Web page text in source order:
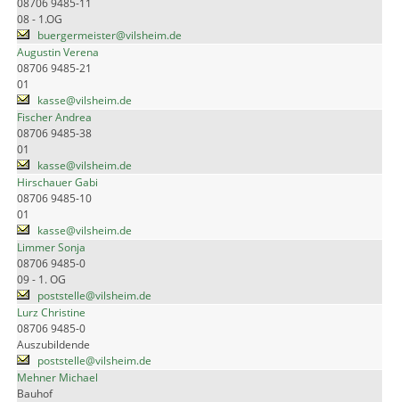
08 - 1.OG
buergermeister@vilsheim.de
Augustin Verena
08706 9485-21
01
kasse@vilsheim.de
Fischer Andrea
08706 9485-38
01
kasse@vilsheim.de
Hirschauer Gabi
08706 9485-10
01
kasse@vilsheim.de
Limmer Sonja
08706 9485-0
09 - 1. OG
poststelle@vilsheim.de
Lurz Christine
08706 9485-0
Auszubildende
poststelle@vilsheim.de
Mehner Michael
Bauhof